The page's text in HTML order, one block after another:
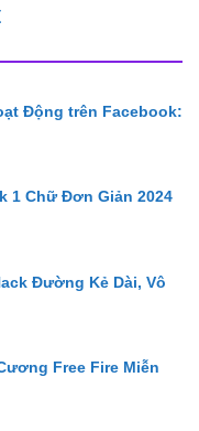
Động trên Facebook:
1 Chữ Đơn Giản 2024
Đường Kẻ Dài, Vô
Free Fire Miễn